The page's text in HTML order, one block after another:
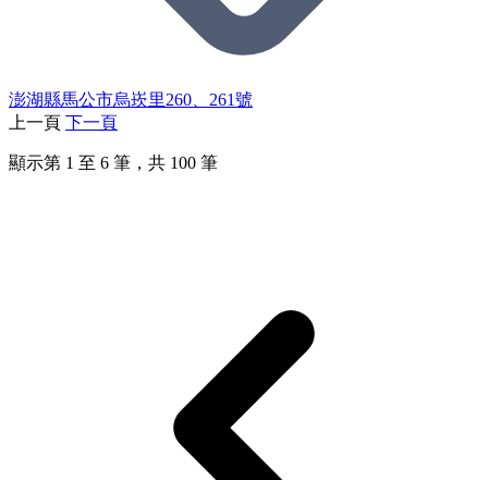
澎湖縣馬公市烏崁里260、261號
上一頁 下一頁
顯示第 1 至 6 筆，共 100 筆